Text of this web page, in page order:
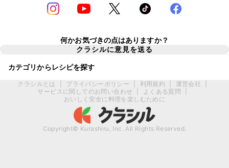
何かお気づきの点はありますか？
クラシルに意見を送る
カテゴリからレシピを探す
クラシルとは プライバシーポリシー 利用規約 運営会社
サービスに関してのお問い合わせ
よくある質問
おいしく安全に料理を楽しむために
Copyright© Kurashiru, Inc. All Rights Reserved.